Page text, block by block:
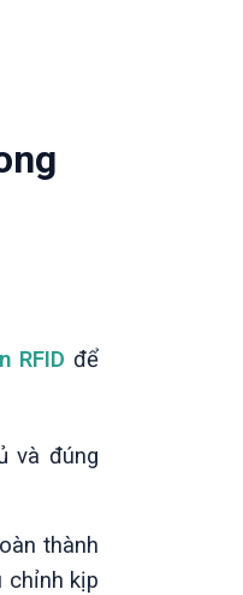
RFID để
và đúng
thành
chỉnh kịp